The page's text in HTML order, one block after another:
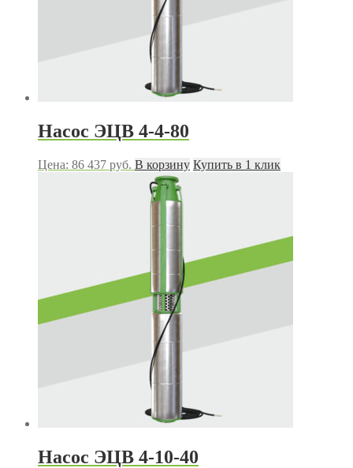
Насос ЭЦВ 4-4-80
Цена: 86 437 руб. В корзину Купить в 1 клик
Насос ЭЦВ 4-10-40